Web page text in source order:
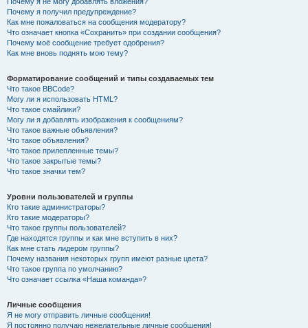
Почему я получил предупреждение?
Как мне пожаловаться на сообщения модератору?
Что означает кнопка «Сохранить» при создании сообщения?
Почему моё сообщение требует одобрения?
Как мне вновь поднять мою тему?
Форматирование сообщений и типы создаваемых тем
Что такое BBCode?
Могу ли я использовать HTML?
Что такое смайлики?
Могу ли я добавлять изображения к сообщениям?
Что такое важные объявления?
Что такое объявления?
Что такое прилепленные темы?
Что такое закрытые темы?
Что такое значки тем?
Уровни пользователей и группы
Кто такие администраторы?
Кто такие модераторы?
Что такое группы пользователей?
Где находятся группы и как мне вступить в них?
Как мне стать лидером группы?
Почему названия некоторых групп имеют разные цвета?
Что такое группа по умолчанию?
Что означает ссылка «Наша команда»?
Личные сообщения
Я не могу отправить личные сообщения!
Я постоянно получаю нежелательные личные сообщения!